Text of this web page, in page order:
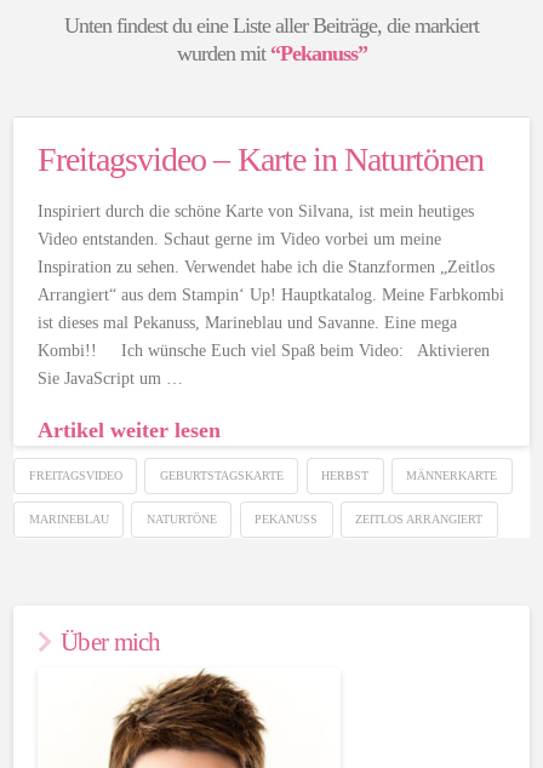
Unten findest du eine Liste aller Beiträge, die markiert
wurden mit “Pekanuss”
Freitagsvideo – Karte in Naturtönen
Inspiriert durch die schöne Karte von Silvana, ist mein heutiges
Video entstanden. Schaut gerne im Video vorbei um meine
Inspiration zu sehen. Verwendet habe ich die Stanzformen „Zeitlos
Arrangiert“ aus dem Stampin‘ Up! Hauptkatalog. Meine Farbkombi
ist dieses mal Pekanuss, Marineblau und Savanne. Eine mega
Kombi!! Ich wünsche Euch viel Spaß beim Video: Aktivieren
Sie JavaScript um …
Artikel weiter lesen
FREITAGSVIDEO GEBURTSTAGSKARTE HERBST MÄNNERKARTE
MARINEBLAU NATURTÖNE PEKANUSS ZEITLOS ARRANGIERT
Über mich